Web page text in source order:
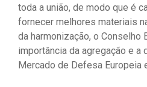
toda a união, de modo que é
fornecer melhores materiais
da harmonização, o Conselho
importância da agregação e a
Mercado de Defesa Europeia